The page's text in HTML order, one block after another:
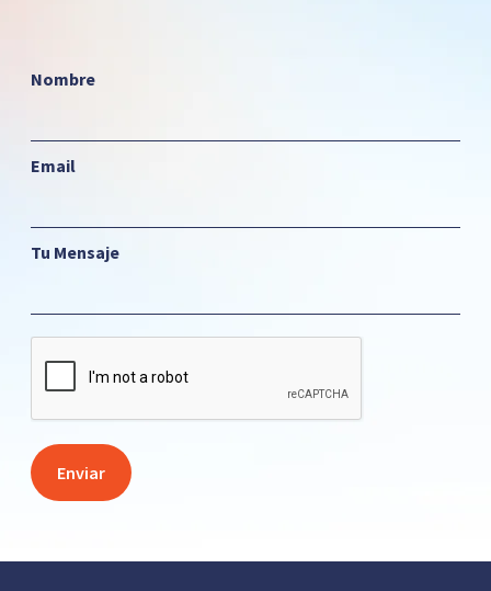
Nombre
Email
Tu Mensaje